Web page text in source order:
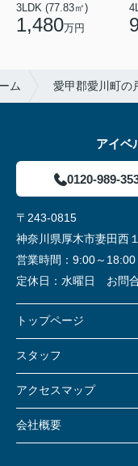
3LDK (77.83㎡)
1,480万円
ム 愛甲郡愛川町の
アイベ
0120-989-
〒243-0815
神奈川県厚木市妻田西
営業時間： 9:00～18:00
定休日： 水曜日 お問
トップページ
スタッフ
アクセスマップ
会社概要